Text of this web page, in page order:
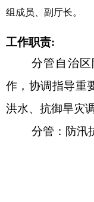
组成员、副厅长。
工作职责:
分管自治
作，协调指导重
洪水、抗御旱灾
分管： 防汛